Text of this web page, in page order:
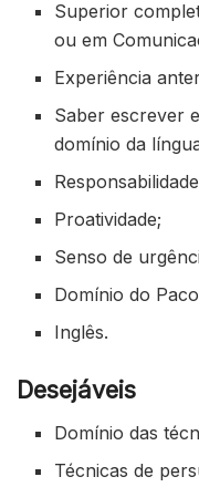
Superior
ou em
Experiência
Saber escrever
domínio da
Proatividade;
Senso de
Domínio do
Inglês.
Desejáveis
Domínio das
Técnicas de